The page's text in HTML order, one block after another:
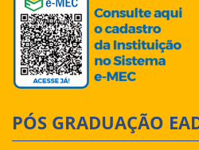
PÓS GRADUAÇÃO